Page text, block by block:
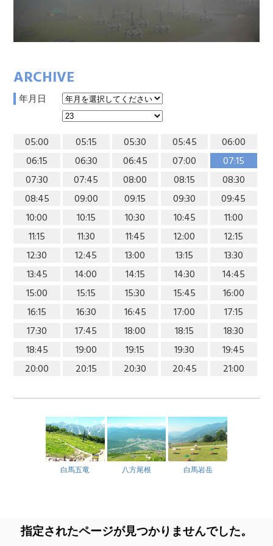
ARCHIVE
年月日
05:00 05:15 05:30 05:45
06:00
06:15
06:30 06:45 07:00
07:15
07:30
07:45 08:00 08:15
08:30
08:45
09:00 09:15 09:30
09:45
10:00
10:15 10:30 10:45
11:00
11:15
11:30 11:45 12:00
12:15
12:30
12:45 13:00 13:15
13:30
13:45
14:00 14:15 14:30
14:45
15:00
15:15 15:30 15:45
16:00
16:15
16:30 16:45 17:00
17:15
17:30
17:45 18:00 18:15
18:30
18:45
19:00 19:15 19:30
19:45
20:00
20:15 20:30 20:45 21:00
白馬五竜 八方尾根 白馬岩岳